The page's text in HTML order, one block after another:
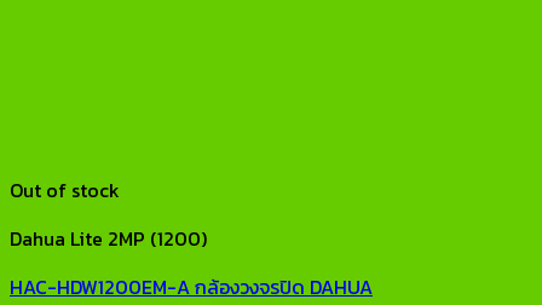
Out of stock
Dahua Lite 2MP (1200)
HAC-HDW1200EM-A กล้องวงจรปิด DAHUA